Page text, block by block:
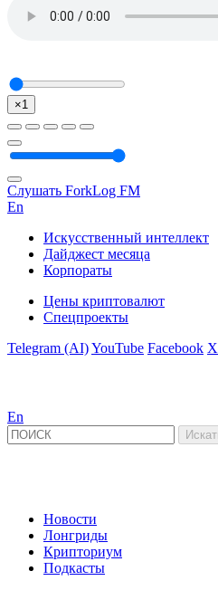
×1
Слушать ForkLog FM
En
Искусственный интеллект
Дайджест месяца
Корпораты
Цены криптовалют
Спецпроекты
Telegram (AI)YouTube Facebook X
En
Новости
Лонгриды
Крипториум
Подкасты